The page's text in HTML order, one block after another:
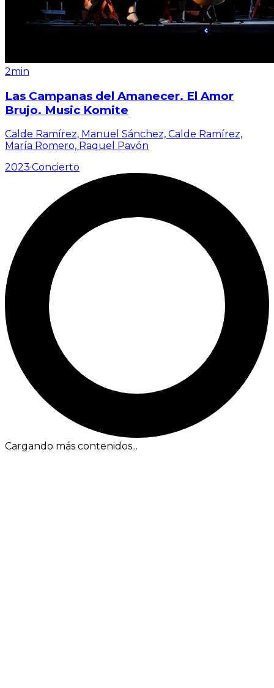
2min
Las Campanas del Amanecer. El Amor
Brujo. Music Komite
Calde Ramírez, Manuel Sánchez, Calde Ramírez,
María Romero, Raquel Pavón
2023·Concierto
Cargando más contenidos...